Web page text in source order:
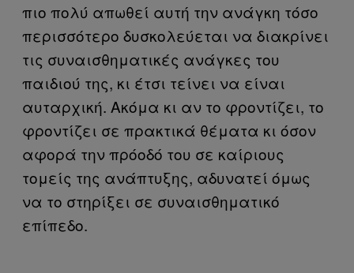
πιο πολύ απωθεί αυτή την ανάγκη τόσο
περισσότερο δυσκολεύεται να διακρίνει
τις συναισθηματικές ανάγκες του
παιδιού της, κι έτσι τείνει να είναι
αυταρχική. Ακόμα κι αν το φροντίζει, το
φροντίζει σε πρακτικά θέματα κι όσον
αφορά την πρόοδό του σε καίριους
τομείς της ανάπτυξης, αδυνατεί όμως
να το στηρίξει σε συναισθηματικό
επίπεδο.